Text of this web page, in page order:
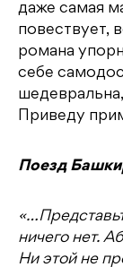
даже самая
повествует,
романа
себе
Приведу
Поезд
ничего нет.
Ни этой не